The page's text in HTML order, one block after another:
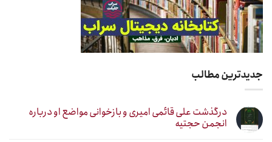
جدیدترین مطالب
درگذشت علی قائمی امیری و بازخوانی مواضع او درباره
انجمن حجتیه